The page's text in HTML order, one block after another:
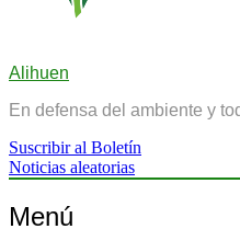
Alihuen
En defensa del ambiente y
Suscribir al Boletín
Noticias aleatorias
Menú